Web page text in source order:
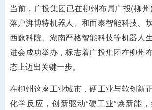
当前，广投集团已在柳州布局广投(柳州
落户湃博特机器人、和而泰智能科技、
西数科院、湖南严格智能科技等机器人
进会成功举办，标志着广投集团在柳州
态上迈出关键一步。
在柳州这座工业城市，硬工业与软创新
化学反应，创新驱动“硬工业”焕新能